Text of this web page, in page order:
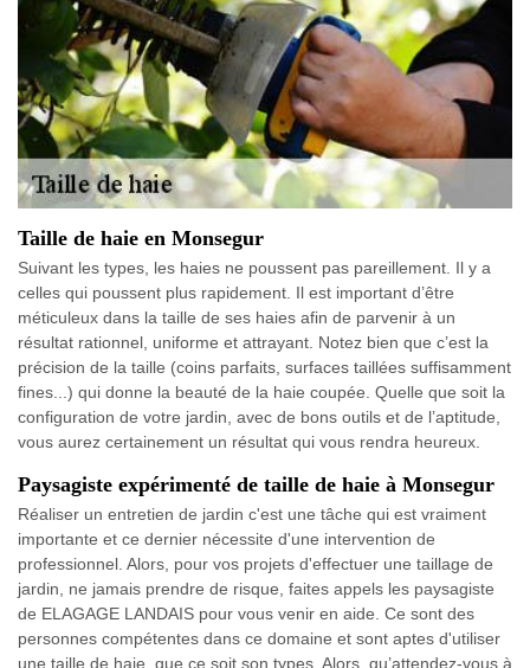
Taille de haie en Monsegur
Suivant les types, les haies ne poussent pas pareillement. Il y a
celles qui poussent plus rapidement. Il est important d’être
méticuleux dans la taille de ses haies afin de parvenir à un
résultat rationnel, uniforme et attrayant. Notez bien que c’est la
précision de la taille (coins parfaits, surfaces taillées suffisamment
fines...) qui donne la beauté de la haie coupée. Quelle que soit la
configuration de votre jardin, avec de bons outils et de l’aptitude,
vous aurez certainement un résultat qui vous rendra heureux.
Paysagiste expérimenté de taille de haie à Monsegur
Réaliser un entretien de jardin c'est une tâche qui est vraiment
importante et ce dernier nécessite d'une intervention de
professionnel. Alors, pour vos projets d'effectuer une taillage de
jardin, ne jamais prendre de risque, faites appels les paysagiste
de ELAGAGE LANDAIS pour vous venir en aide. Ce sont des
personnes compétentes dans ce domaine et sont aptes d'utiliser
une taille de haie, que ce soit son types. Alors, qu’attendez-vous à